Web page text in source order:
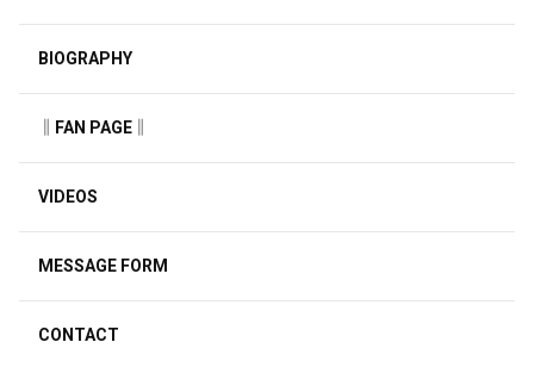
BIOGRAPHY
‖FAN PAGE‖
VIDEOS
MESSAGE FORM
CONTACT